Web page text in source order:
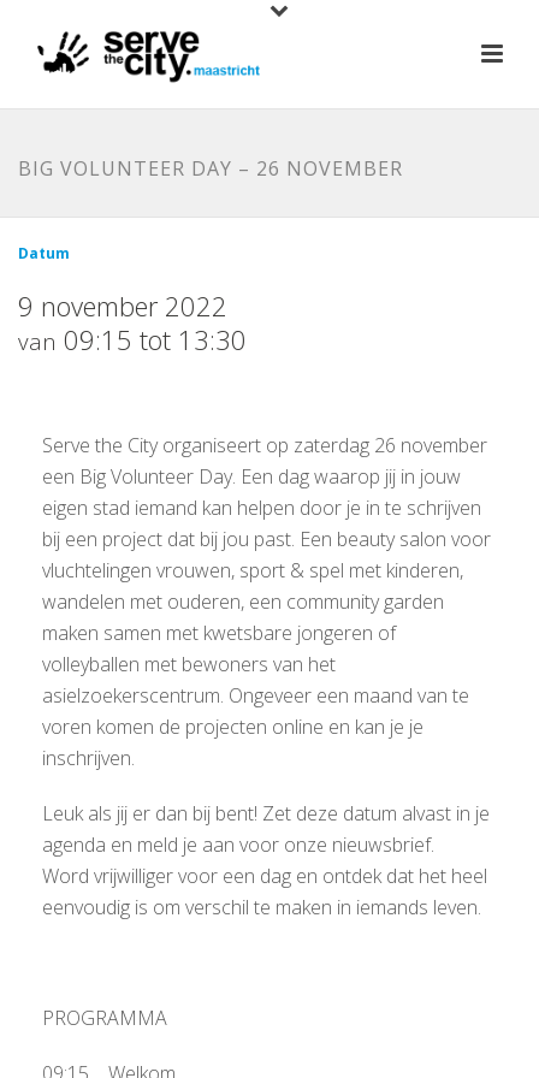
BIG VOLUNTEER DAY – 26 NOVEMBER
Datum
9 november 2022
van 09:15 tot 13:30
Serve the City organiseert op zaterdag 26 november
een Big Volunteer Day. Een dag waarop jij in jouw
eigen stad iemand kan helpen door je in te schrijven
bij een project dat bij jou past. Een beauty salon voor
vluchtelingen vrouwen, sport & spel met kinderen,
wandelen met ouderen, een community garden
maken samen met kwetsbare jongeren of
volleyballen met bewoners van het
asielzoekerscentrum. Ongeveer een maand van te
voren komen de projecten online en kan je je
inschrijven.
Leuk als jij er dan bij bent! Zet deze datum alvast in je
agenda en meld je aan voor onze nieuwsbrief.
Word vrijwilliger voor een dag en ontdek dat het heel
eenvoudig is om verschil te maken in iemands leven.
PROGRAMMA